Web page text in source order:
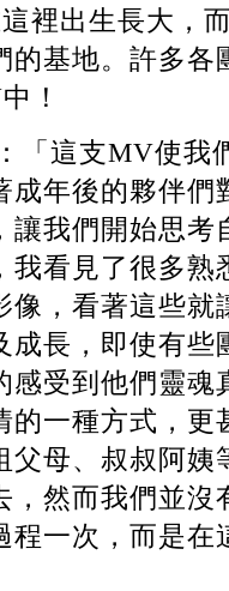
裡出生長大，
的基地。許多
！
「這支MV使我
成年後的夥伴們
讓我們開始思考
我看見了很多
像，看著這些就
成長，即使有些
感受到他們靈魂
的一種方式，更
父母、叔叔阿姨
，然而我們並沒
程一次，而是在